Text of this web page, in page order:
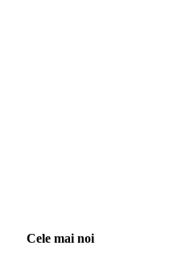
Cele mai noi